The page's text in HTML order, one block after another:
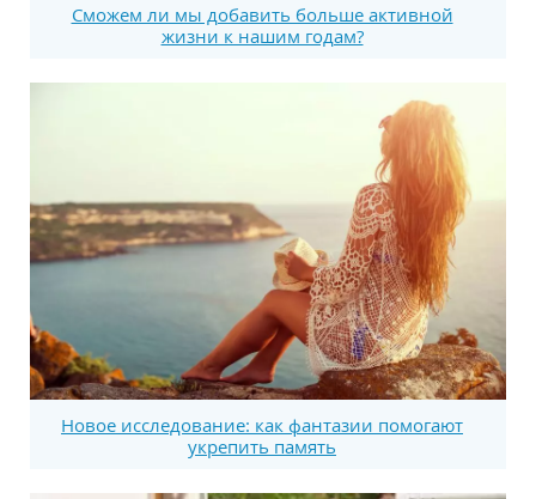
Сможем ли мы добавить больше активной
жизни к нашим годам?
Новое исследование: как фантазии помогают
укрепить память